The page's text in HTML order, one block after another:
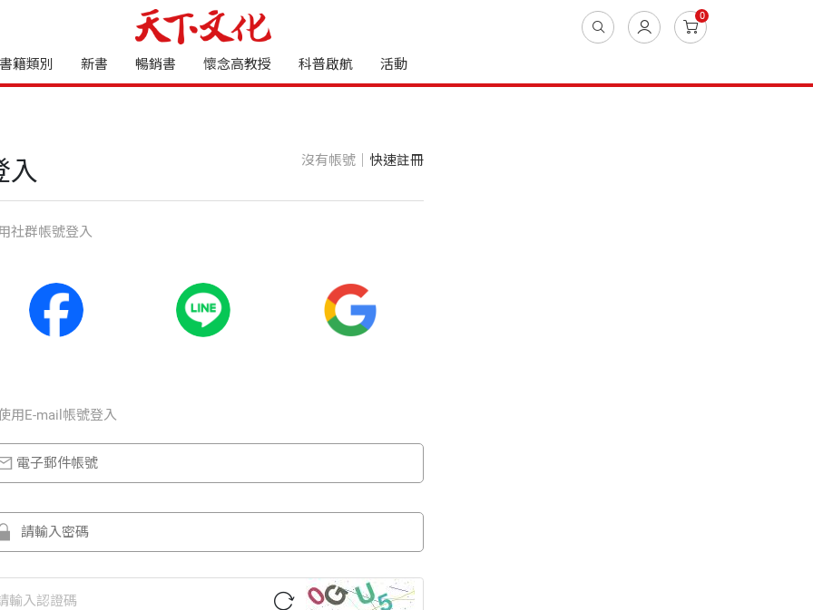
0
書籍類別 新書 暢銷書 懷念高教授 科普啟航 活動
入 沒有帳號｜ 快速註冊
社群帳號登入
⽤E-mail帳號登入